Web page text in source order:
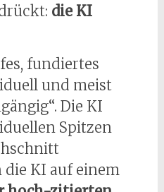
die KI
fundiertes
und meist
Die KI
Spitzen
die KI auf einem